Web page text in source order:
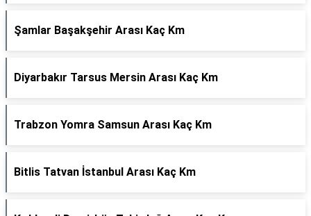
Şamlar Başakşehir Arası Kaç Km
Diyarbakır Tarsus Mersin Arası Kaç Km
Trabzon Yomra Samsun Arası Kaç Km
Bitlis Tatvan İstanbul Arası Kaç Km